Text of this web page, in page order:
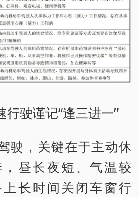
行驶谨记“逢三进一”
驶，关键在于主动休
昼长夜短、气温较
长时间关闭车窗行